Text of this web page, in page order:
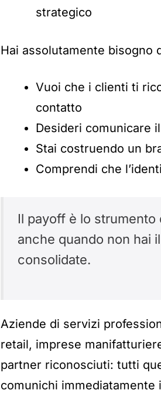
strategico
Hai assolutamente bisogno
Vuoi che i clienti ti
contatto
Desideri comunicare
Stai costruendo un
Comprendi che
Il payoff è lo
anche quando non hai
consolidate.
Aziende di servizi
retail, imprese
partner riconosciuti: tutti
comunichi